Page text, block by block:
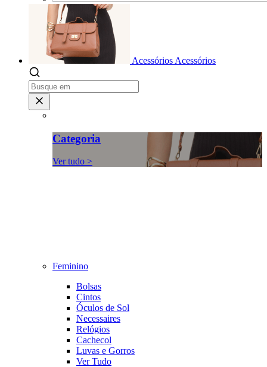
Acessórios Acessórios
Categoria
Ver tudo >
Feminino
Bolsas
Cintos
Óculos de Sol
Necessaires
Relógios
Cachecol
Luvas e Gorros
Ver Tudo